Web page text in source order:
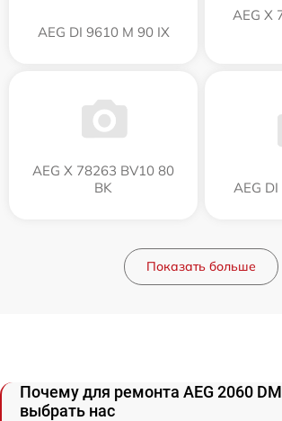
AEG DI 9610 M 90 IX
AEG X
AEG X 78263 BV10 80
BK
AEG
Показать больше
Почему для ремонта AEG 2060
выбрать нас